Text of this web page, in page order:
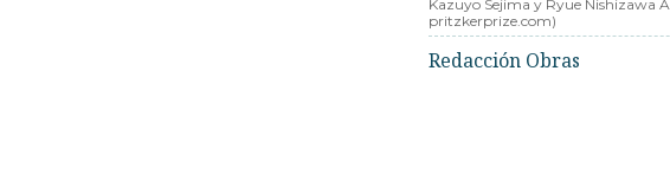
Kazuyo Sejima y Ryue Nishizawa A
pritzkerprize.com)
Redacción Obras